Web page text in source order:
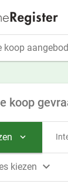
koop

kiezen 
koop